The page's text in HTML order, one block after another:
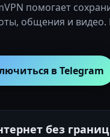
помогает
общения и
в Telegram
без границ